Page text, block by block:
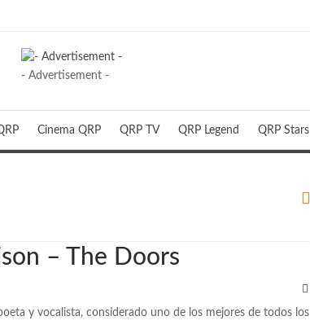
- Advertisement -
Cinema QRP QRP TV QRP Legend QRP Stars
– The Doors
y vocalista, considerado uno de los mejores de todos los